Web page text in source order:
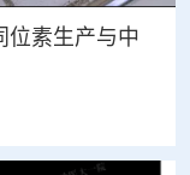
位素生产与中